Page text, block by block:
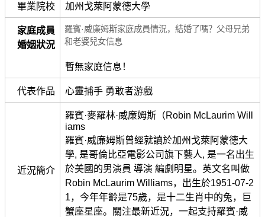
畢業院校 加州戈萊阿蒙德大學
家庭成員
婚姻狀況
羅賓·威廉姆斯家庭成員情況，結婚了嗎？父母兄弟
和老婆兒女信息
暫無家庭信息！
代表作品 心靈捕手 勇敢者游戲
近況簡介
羅賓·麥羅林·威廉姆斯（Robin McLaurim Will
iams
羅賓·威廉姆斯曾經就讀於加州戈萊阿蒙德大
學, 是哥倫比亞電影公司旗下藝人, 是一名出生
於美國的男演員 導演 編劇明星。英文名叫做
Robin McLaurim Williams，出生於1951-07-2
1，今年年齡是75歲，是十二生肖中的兔，巨
蟹座星座。關注最新近況，一起支持羅賓·威